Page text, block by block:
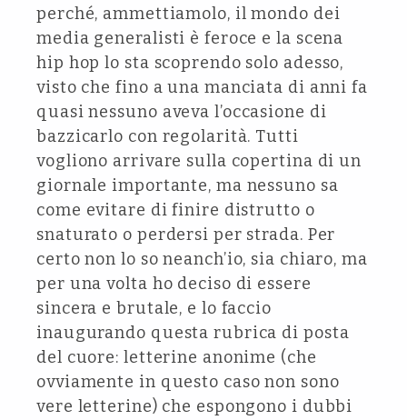
perché, ammettiamolo, il mondo dei
media generalisti è feroce e la scena
hip hop lo sta scoprendo solo adesso,
visto che fino a una manciata di anni fa
quasi nessuno aveva l’occasione di
bazzicarlo con regolarità. Tutti
vogliono arrivare sulla copertina di un
giornale importante, ma nessuno sa
come evitare di finire distrutto o
snaturato o perdersi per strada. Per
certo non lo so neanch’io, sia chiaro, ma
per una volta ho deciso di essere
sincera e brutale, e lo faccio
inaugurando questa rubrica di posta
del cuore: letterine anonime (che
ovviamente in questo caso non sono
vere letterine) che espongono i dubbi